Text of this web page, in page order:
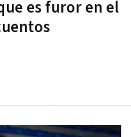
es furor en el